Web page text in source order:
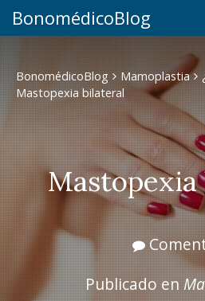
BonomédicoBlog
BonomédicoBlog Mamoplastia
Mastopexia bilateral
Publicado en